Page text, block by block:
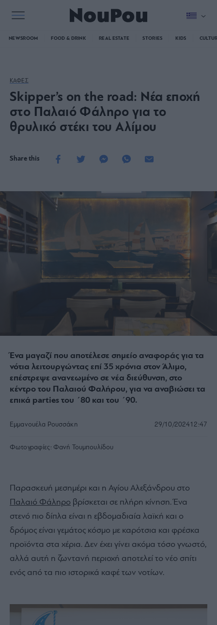
NEWSROOM FOOD & DRINK REAL ESTATE STORIES KIDS
ΚΑΦΕΣ
Skipper’s on the road: Νέα εποχή
στο Παλαιό Φάληρο για το
θρυλικό στέκι του Αλίμου
Share this
Ένα μαγαζί που αποτέλεσε σημείο αναφοράς για τα
νότια λειτουργώντας επί 35 χρόνια στον Άλιμο,
επέστρεψε ανανεωμένο σε νέα διεύθυνση, στο
κέντρο του Παλαιού Φαλήρου, για να αναβιώσει τα
επικά parties του ΄80 και του ΄90.
Εμμανουέλα Ρουσσάκη 29/10/202412:47
Φωτογραφίες: Φανή Τουμπουλίδου
Παρασκευή μεσημέρι και η Αγίου Αλεξάνδρου στο
Παλαιό Φάληρο βρίσκεται σε πλήρη κίνηση. Ένα
στενό πιο δίπλα είναι η εβδομαδιαία λαϊκή και ο
δρόμος είναι γεμάτος κόσμο με καρότσια και φρέσκα
προϊόντα στα χέρια. Δεν έχει γίνει ακόμα τόσο γνωστό,
αλλά αυτή η ζωντανή περιοχή αποτελεί το νέο σπίτι
ενός από τα πιο ιστορικά καφέ των νοτίων.